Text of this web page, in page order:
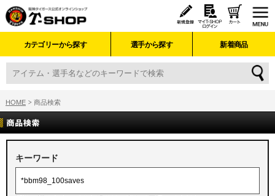
カテゴリーから探す 選手から探す 新着商品
HOME 商品検索
キーワード